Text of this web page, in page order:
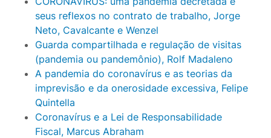
seus reflexos no contrato de trabalho, Jorge
Neto, Cavalcante e Wenzel
Guarda compartilhada e regulação de visitas
(pandemia ou pandemônio), Rolf Madaleno
A pandemia do coronavírus e as teorias da
imprevisão e da onerosidade excessiva, Felipe
Quintella
Coronavírus e a Lei de Responsabilidade
Fiscal, Marcus Abraham